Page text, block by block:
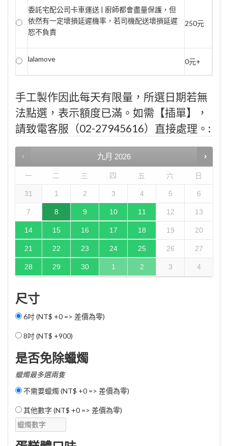
委託宅配公司卡車運送 | 廚師都會盡量保護，但
依然有一定壞損延遲機率，若司機配送壞損延遲
恕不負責
250元
lalamove 0元+
手工製作因此每天有限量，所選日期若無
法點選，表示額度已滿。如需【插單】，
請致電客服（02-27945616）直接處理。:
九月 2026
一 二 三 四 五 六 日
31 1 2 3 4 5 6
7 8 9 10 11 12 13
14 15 16 17 18 19 20
21 22 23 24 25 26 27
28 29 30 1 2 3 4
尺寸
6吋 (NT$ +0 => 差價為零)
8吋 (NT$ +900)
是否免除蠟燭
蠟燭最多選兩隻
不需要蠟燭 (NT$ +0 => 差價為零)
其他數字 (NT$ +0 => 差價為零)